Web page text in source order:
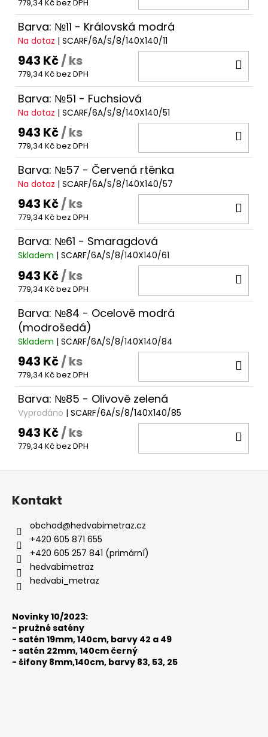
779,34 Kč bez DPH
Barva: №11 - Královská modrá
Na dotaz | SCARF/6A/S/8/140X140/11
943 Kč/ ks
779,34 Kč bez DPH
Barva: №51 - Fuchsiová
Na dotaz | SCARF/6A/S/8/140X140/51
943 Kč/ ks
779,34 Kč bez DPH
Barva: №57 - Červená rtěnka
Na dotaz | SCARF/6A/S/8/140X140/57
943 Kč/ ks
779,34 Kč bez DPH
Barva: №61 - Smaragdová
Skladem | SCARF/6A/S/8/140X140/61
943 Kč/ ks
779,34 Kč bez DPH
Barva: №84 - Ocelově modrá
(modrošedá)
Skladem | SCARF/6A/S/8/140X140/84
943 Kč/ ks
779,34 Kč bez DPH
Barva: №85 - Olivově zelená
Vyprodáno | SCARF/6A/S/8/140X140/85
943 Kč/ ks
779,34 Kč bez DPH
Z
Kontakt
obchod@hedvabimetraz.cz
+420 605 871 655
+420 605 257 841 (primární)
hedvabimetraz
hedvabi_metraz
Novinky 10/2023:
- pružné satény
- satén 19mm, 140cm, barvy 42 a 49
- satén 22mm, 140cm černý
- šifony 8mm,140cm, barvy 83, 53, 25